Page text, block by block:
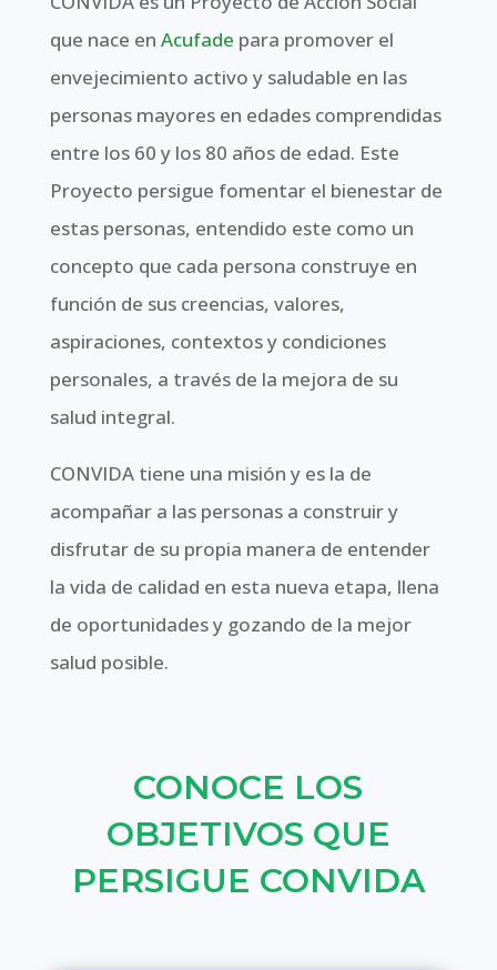
que nace en Acufade para promover el
envejecimiento activo y saludable en las
personas mayores en edades comprendidas
entre los 60 y los 80 años de edad. Este
Proyecto persigue fomentar el bienestar de
estas personas, entendido este como un
concepto que cada persona construye en
función de sus creencias, valores,
aspiraciones, contextos y condiciones
personales, a través de la mejora de su
salud integral.
CONVIDA tiene una misión y es la de
acompañar a las personas a construir y
disfrutar de su propia manera de entender
la vida de calidad en esta nueva etapa, llena
de oportunidades y gozando de la mejor
salud posible.
CONOCE LOS
OBJETIVOS QUE
PERSIGUE CONVIDA